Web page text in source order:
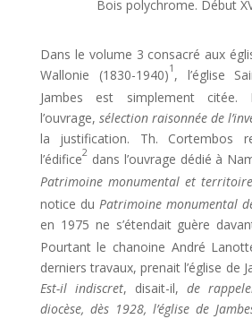
Bois polychrome. Début
Dans le volume 3 consacré aux
Wallonie (1830-1940)1 , l’église
Jambes est simplement
l’ouvrage, sélection raisonnée de
la justification. Th. Cortembos
l’édifice2dans l’ouvrage dédié à
Patrimoine monumental et
notice du Patrimoine monumental
en 1975 ne s’étendait guère
Pourtant le chanoine André
derniers travaux, prenait l’église de
Est-il indiscret, disait-il, de
diocèse, dès 1928, l’église de